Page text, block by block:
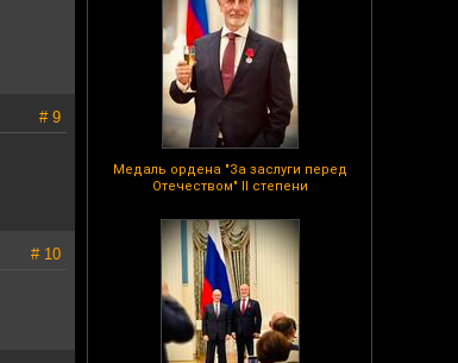
Медаль ордена "За заслуги перед
Отечеством" II степени
# 9
# 10